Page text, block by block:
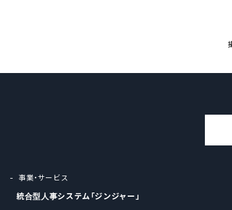
事業・サービス
統合型人事システム「ジンジャー」